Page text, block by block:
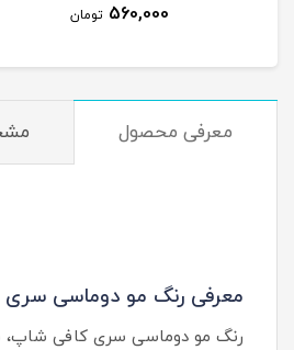
560,000 تومان
معرفی محصول
معرفی رنگ مو دوماسی
رنگ مو دوماسی سری کافی شاپ،